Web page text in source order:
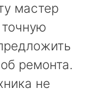
мастер
ремонта.
не